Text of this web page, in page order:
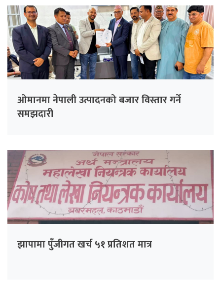
ओमानमा नेपाली उत्पादनको बजार विस्तार गर्ने
समझदारी
झापामा पुँजीगत खर्च ५१ प्रतिशत मात्र